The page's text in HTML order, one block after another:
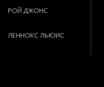
РОЙ ДЖОНС
ЛЕННОКС ЛЬЮИС